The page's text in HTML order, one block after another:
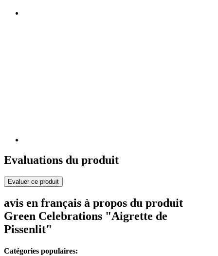
Evaluations du produit
Evaluer ce produit
avis en français à propos du produit
Green Celebrations "Aigrette de
Pissenlit"
Catégories populaires: